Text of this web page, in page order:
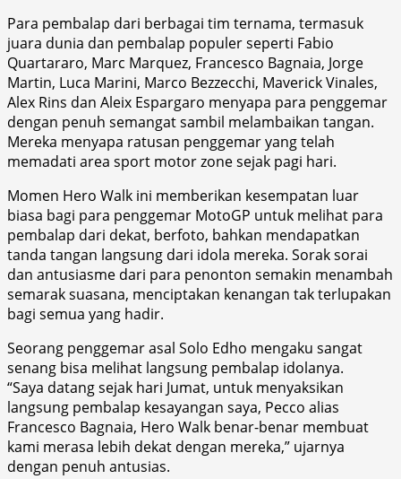
Para pembalap dari berbagai tim ternama, termasuk
juara dunia dan pembalap populer seperti Fabio
Quartararo, Marc Marquez, Francesco Bagnaia, Jorge
Martin, Luca Marini, Marco Bezzecchi, Maverick Vinales,
Alex Rins dan Aleix Espargaro menyapa para penggemar
dengan penuh semangat sambil melambaikan tangan.
Mereka menyapa ratusan penggemar yang telah
memadati area sport motor zone sejak pagi hari.
Momen Hero Walk ini memberikan kesempatan luar
biasa bagi para penggemar MotoGP untuk melihat para
pembalap dari dekat, berfoto, bahkan mendapatkan
tanda tangan langsung dari idola mereka. Sorak sorai
dan antusiasme dari para penonton semakin menambah
semarak suasana, menciptakan kenangan tak terlupakan
bagi semua yang hadir.
Seorang penggemar asal Solo Edho mengaku sangat
senang bisa melihat langsung pembalap idolanya.
“Saya datang sejak hari Jumat, untuk menyaksikan
langsung pembalap kesayangan saya, Pecco alias
Francesco Bagnaia, Hero Walk benar-benar membuat
kami merasa lebih dekat dengan mereka,” ujarnya
dengan penuh antusias.